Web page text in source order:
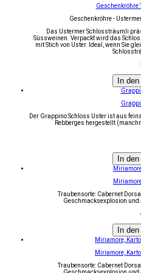
Geschenkröhre
Geschenkröhre -
Das Ustermer Schlossträumli
Süssweinen. Verpackt wird das
mit Stich von Uster. Ideal, wenn Sie
In
Der Grappino Schloss Uster ist aus
Rebberges hergestellt
In
Traubensorte: Cabernet
Geschmacksexplosion und
In
Miriamore,
Miriamore,
Traubensorte: Cabernet